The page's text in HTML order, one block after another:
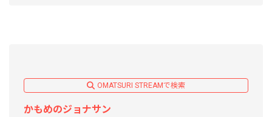
OMATSURI STREAMで検索
かもめのジョナサン